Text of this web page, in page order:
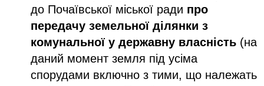
до Почаївської міської ради про
передачу земельної ділянки з
комунальної у державну власність (на
даний момент земля під усіма
спорудами включно з тими, що належать